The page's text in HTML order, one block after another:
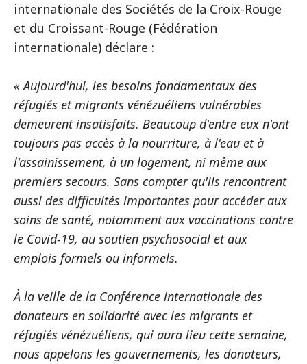
internationale des Sociétés de la Croix-Rouge
et du Croissant-Rouge (Fédération
internationale) déclare :
« Aujourd'hui, les besoins fondamentaux des
réfugiés et migrants vénézuéliens vulnérables
demeurent insatisfaits. Beaucoup d'entre eux n'ont
toujours pas accès à la nourriture, à l'eau et à
l'assainissement, à un logement, ni même aux
premiers secours. Sans compter qu'ils rencontrent
aussi des difficultés importantes pour accéder aux
soins de santé, notamment aux vaccinations contre
le Covid-19, au soutien psychosocial et aux
emplois formels ou informels.
À la veille de la Conférence internationale des
donateurs en solidarité avec les migrants et
réfugiés vénézuéliens, qui aura lieu cette semaine,
nous appelons les gouvernements, les donateurs,